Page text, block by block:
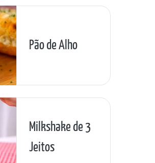
Pão de Alho
Milkshake de 3
Jeitos